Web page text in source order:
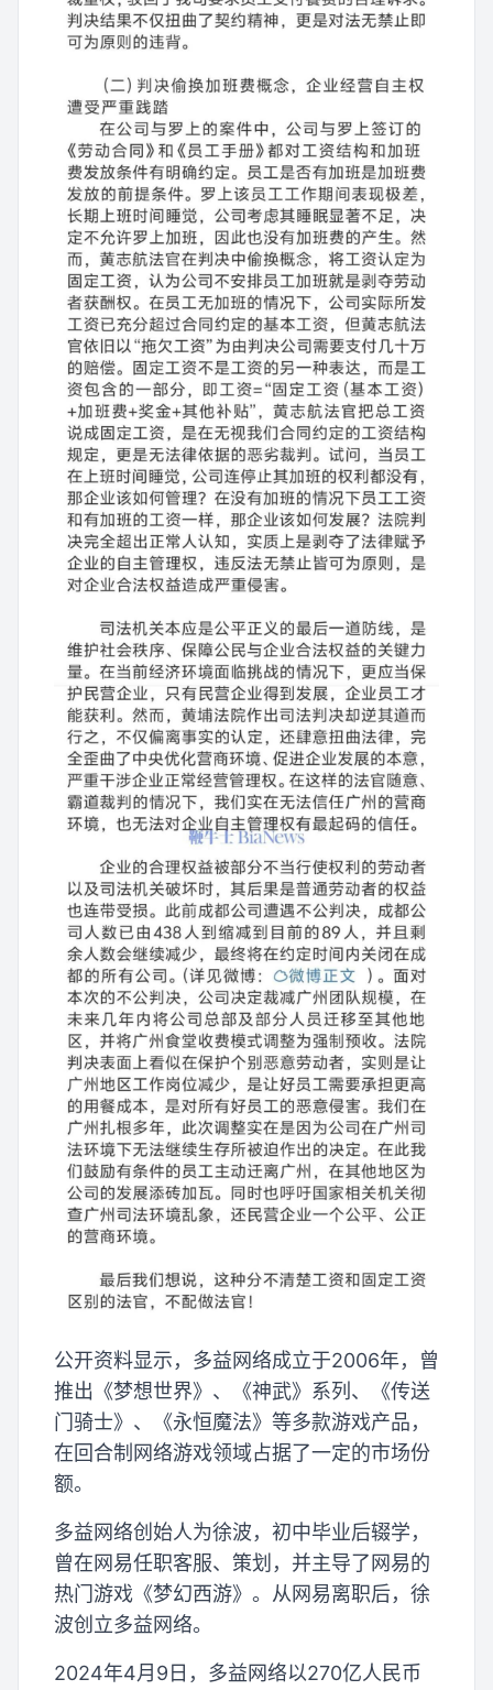
公开资料显示，多益网络成立于2006年，曾
推出《梦想世界》、《神武》系列、《传送
门骑士》、《永恒魔法》等多款游戏产品，
在回合制网络游戏领域占据了一定的市场份
额。
多益网络创始人为徐波，初中毕业后辍学，
曾在网易任职客服、策划，并主导了网易的
热门游戏《梦幻西游》。从网易离职后，徐
波创立多益网络。
2024年4月9日，多益网络以270亿人民币